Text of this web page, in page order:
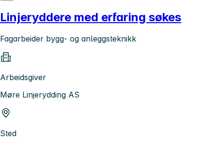
Linjeryddere med erfaring søkes
Fagarbeider bygg- og anleggsteknikk
Arbeidsgiver
Møre Linjerydding AS
Sted